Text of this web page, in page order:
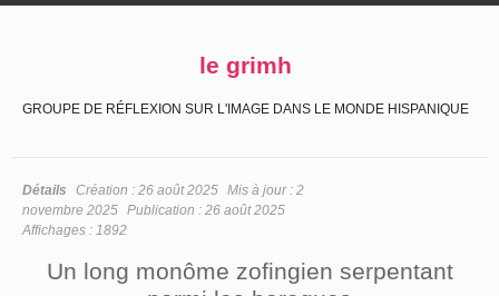
le grimh
GROUPE DE RÉFLEXION SUR L'IMAGE DANS LE MONDE HISPANIQUE
Détails Création : 26 août 2025 Mis à jour : 2
novembre 2025 Publication : 26 août 2025
Affichages : 1892
Un long monôme zofingien serpentant